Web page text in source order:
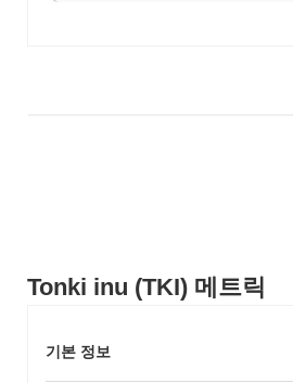
Tonki inu (TKI) 메트릭
기본 정보
Tonki inu는 더 넓은 암호화폐